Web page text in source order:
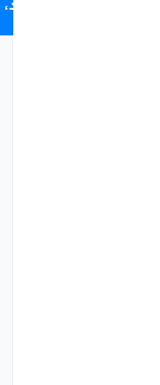
امکان قسط‌بندی برحسب اعتبار ترب‌پی 4 قسط ماهانه. بدون سود،